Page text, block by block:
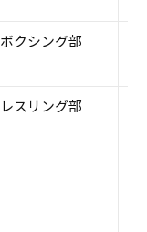
ボクシング部
レスリング部